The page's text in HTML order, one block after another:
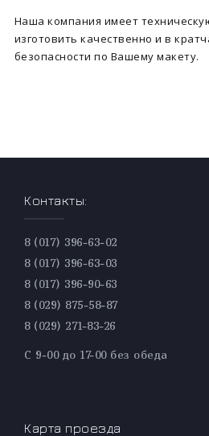
Наша компания имеет
изготовить качественно и в
безопасности по Вашему макету.
Контакты:
8 (017) 396-63-02
8 (017) 396-63-03
8 (017) 396-90-63
8 (029) 875-58-87
8 (029) 271-83-26
С 9-00 до 17-00 без обеда
Карта проезда